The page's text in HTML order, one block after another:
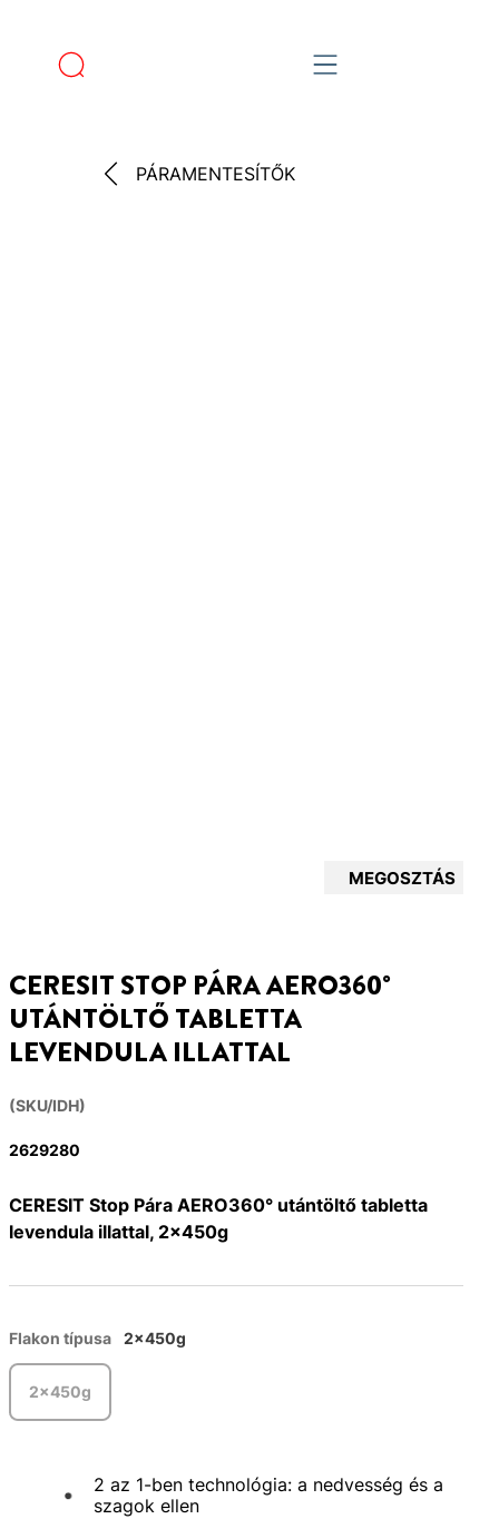
PÁRAMENTESÍTŐK
MEGOSZTÁS
CERESIT STOP PÁRA AERO360°
UTÁNTÖLTŐ TABLETTA
LEVENDULA ILLATTAL
(SKU/IDH)
2629280
CERESIT Stop Pára AERO360° utántöltő tabletta
levendula illattal, 2x450g
Flakon típusa 2x450g
2x450g
2 az 1-ben technológia: a nedvesség és a
szagok ellen